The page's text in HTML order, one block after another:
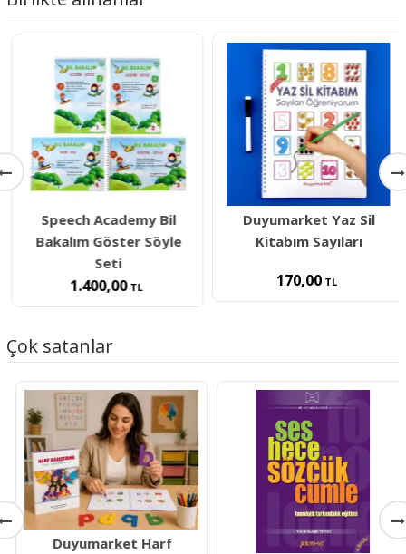
Speech Academy Bil
Bakalım Göster Söyle
Seti
1.400,00TL
Duyumarket Yaz Sil
Kitabım Sayıları
170,00TL
Çok satanlar
Duyumarket Harf